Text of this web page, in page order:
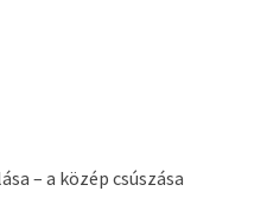
– a közép csúszása